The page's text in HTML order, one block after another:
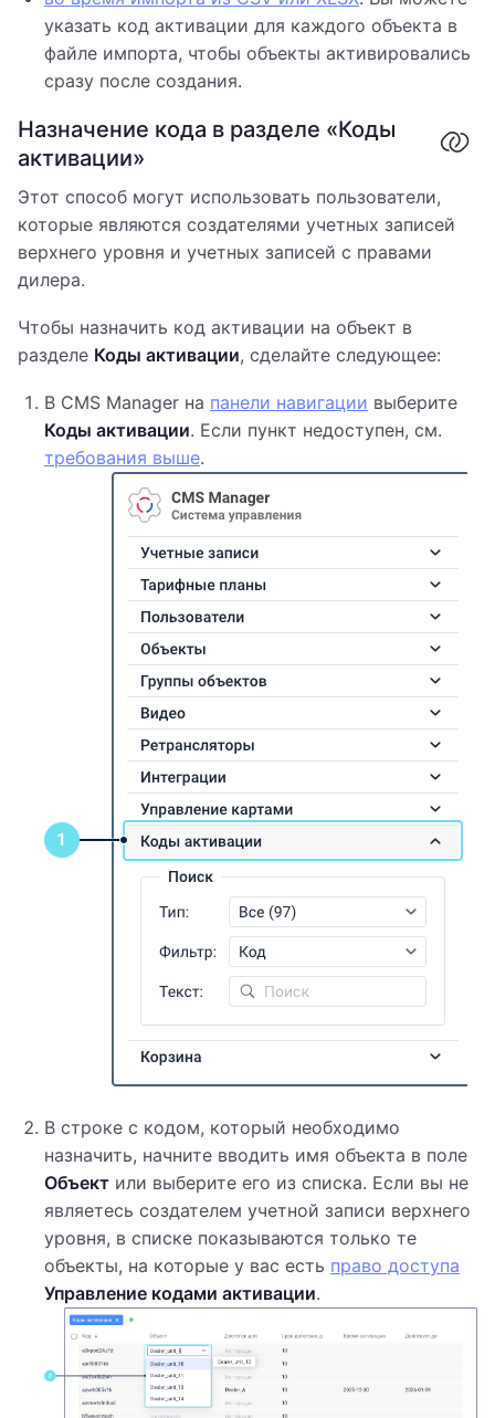
указать код активации для каждого объекта в
файле импорта, чтобы объекты активировались
сразу после создания.
Назначение кода в разделе «Коды
активации»
Этот способ могут использовать пользователи,
которые являются создателями учетных записей
верхнего уровня и учетных записей с правами
дилера.
Чтобы назначить код активации на объект в
разделе Коды активации, сделайте следующее:
В CMS Manager на панели навигации выберите
Коды активации. Если пункт недоступен, см.
требования выше.
В строке с кодом, который необходимо
назначить, начните вводить имя объекта в поле
Объект или выберите его из списка. Если вы не
являетесь создателем учетной записи верхнего
уровня, в списке показываются только те
объекты, на которые у вас есть право доступа
Управление кодами активации.